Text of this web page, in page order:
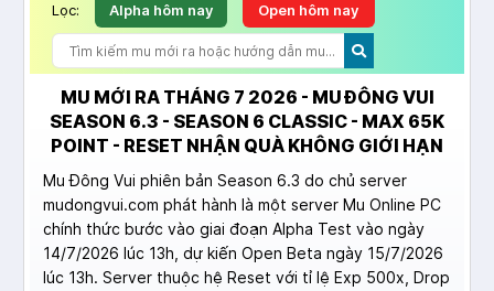
Lọc: Alpha hôm nay Open hôm nay
MU MỚI RA THÁNG 7 2026 - MU ĐÔNG VUI
SEASON 6.3 - SEASON 6 CLASSIC - MAX 65K
POINT - RESET NHẬN QUÀ KHÔNG GIỚI HẠN
Mu Đông Vui phiên bản Season 6.3 do chủ server
mudongvui.com phát hành là một server Mu Online PC
chính thức bước vào giai đoạn Alpha Test vào ngày
14/7/2026 lúc 13h, dự kiến Open Beta ngày 15/7/2026
lúc 13h. Server thuộc hệ Reset với tỉ lệ Exp 500x, Drop